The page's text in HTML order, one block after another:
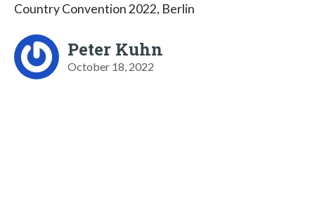
Country Convention 2022, Berlin
Peter Kuhn
October 18, 2022